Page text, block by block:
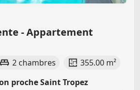
- Appartement
2 chambres
355.00 m²
proche Saint Tropez